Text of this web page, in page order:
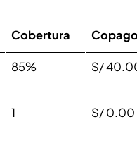
Cobertura
85% S/
1 S/ 0.00